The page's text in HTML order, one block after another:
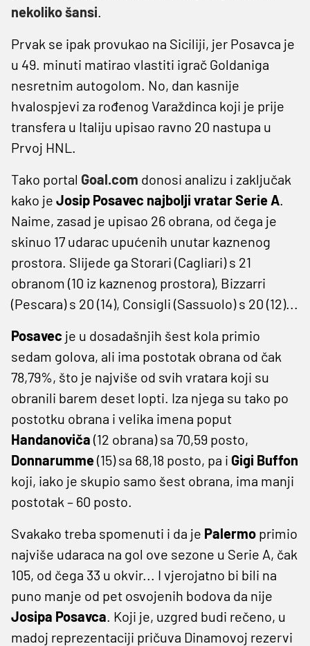
nekoliko šansi.
Prvak se ipak provukao na Siciliji, jer Posavca je
u 49. minuti matirao vlastiti igrač Goldaniga
nesretnim autogolom. No, dan kasnije
hvalospjevi za rođenog Varaždinca koji je prije
transfera u Italiju upisao ravno 20 nastupa u
Prvoj HNL.
Tako portal Goal.com donosi analizu i zaključak
kako je Josip Posavec najbolji vratar Serie A.
Naime, zasad je upisao 26 obrana, od čega je
skinuo 17 udarac upućenih unutar kaznenog
prostora. Slijede ga Storari (Cagliari) s 21
obranom (10 iz kaznenog prostora), Bizzarri
(Pescara) s 20 (14), Consigli (Sassuolo) s 20 (12)...
Posavec je u dosadašnjih šest kola primio
sedam golova, ali ima postotak obrana od čak
78,79%, što je najviše od svih vratara koji su
obranili barem deset lopti. Iza njega su tako po
postotku obrana i velika imena poput
Handanoviča (12 obrana) sa 70,59 posto,
Donnarumme(15) sa 68,18 posto, pa i Gigi Buffon
koji, iako je skupio samo šest obrana, ima manji
postotak – 60 posto.
Svakako treba spomenuti i da je Palermo primio
najviše udaraca na gol ove sezone u Serie A, čak
105, od čega 33 u okvir... I vjerojatno bi bili na
puno manje od pet osvojenih bodova da nije
Josipa Posavca. Koji je, uzgred budi rečeno, u
madoj reprezentaciji pričuva Dinamovoj rezervi